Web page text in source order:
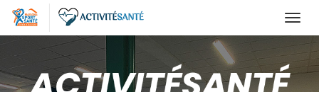
au
contenu